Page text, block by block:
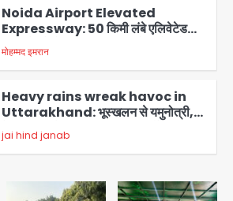
Noida Airport Elevated
Expressway: 50 किमी लंबे एलिवेटेड
एक्सप्रेसवे से दिल्ली-हरियाणा से सीधे जुड़ेगा
नोएडा एयरपोर्ट, 4000 करोड़ रुपये की लागत
से बनेगा 6-लेन एक्सप्रेसवे
मोहम्मद इमरान
Heavy rains wreak havoc in
Uttarakhand: भूस्खलन से यमुनोत्री,
केदारनाथ और सिमली-ग्वालदम हाईवे बंद,
चमोली-उत्तरकाशी में श्रद्धालु फंसे, नदियां खतरे
के निशान के पार
jai hind janab
Air India Flight Turbulence: हवा
में 5 मिनट तक कांपी फ्लाइट, क्रू मेंबर्स को रीढ़